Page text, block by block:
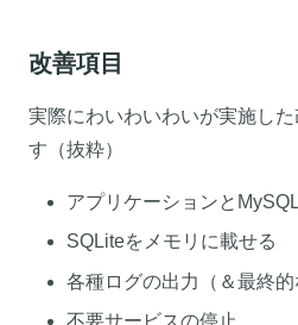
改善項目
実際にわいわいわいが実施し
す（抜粋）
アプリケーションと
SQLiteをメモリに載せる
各種ログの出力（＆最終的
不要サービスの停止